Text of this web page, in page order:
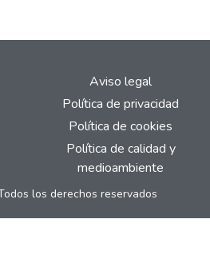
Aviso legal
Política de privacidad
Política de cookies
Política de calidad y
medioambiente
los derechos reservados